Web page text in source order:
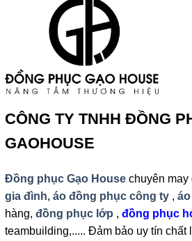
CÔNG TY TNHH ĐỒNG
GAOHOUSE
Đồng phục Gạo Housechuyên may
gia đình, áo đồng phục công ty,
hàng, đồng phục lớp , đồng phục
teambuilding,..... Đảm bảo uy tín